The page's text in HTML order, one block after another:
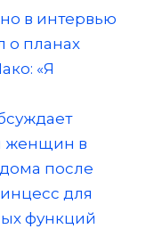
в интервью
о планах
«Я
женщин в
после
для
функций